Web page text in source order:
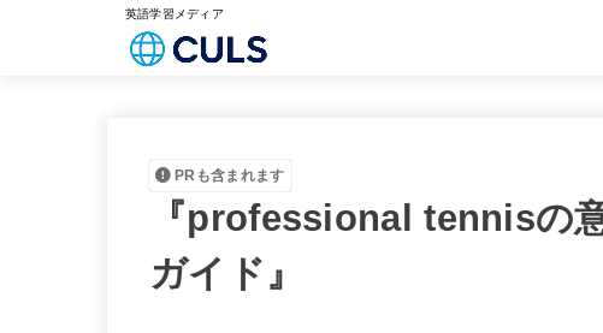
英語学習メディア
PRも含まれます
『professional tennisの
ガイド』